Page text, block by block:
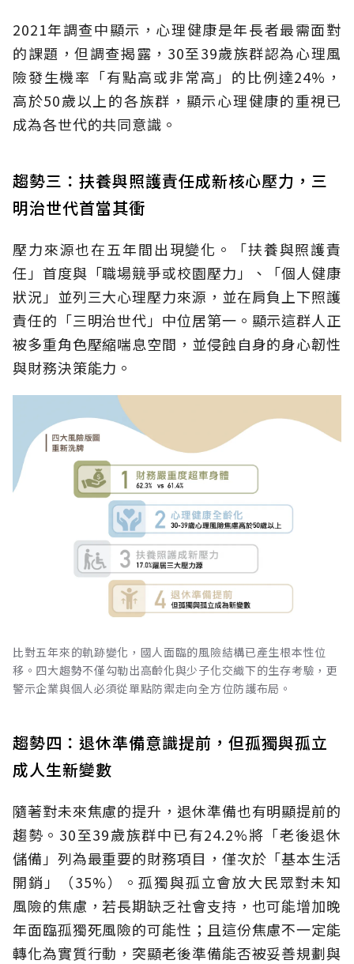
2021年調查中顯示，心理健康是年長者最需面對
的課題，但調查揭露，30至39歲族群認為心理風
險發生機率「有點高或非常高」的比例達24%，
高於50歲以上的各族群，顯示心理健康的重視已
成為各世代的共同意識。
趨勢三：扶養與照護責任成新核心壓力，三
明治世代首當其衝
壓力來源也在五年間出現變化。「扶養與照護責
任」首度與「職場競爭或校園壓力」、「個人健康
狀況」並列三大心理壓力來源，並在肩負上下照護
責任的「三明治世代」中位居第一。顯示這群人正
被多重角色壓縮喘息空間，並侵蝕自身的身心韌性
與財務決策能力。
比對五年來的軌跡變化，國人面臨的風險結構已產生根本性位
移。四大趨勢不僅勾勒出高齡化與少子化交織下的生存考驗，更
警示企業與個人必須從單點防禦走向全方位防護布局。
趨勢四：退休準備意識提前，但孤獨與孤立
成人生新變數
隨著對未來焦慮的提升，退休準備也有明顯提前的
趨勢。30至39歲族群中已有24.2%將「老後退休
儲備」列為最重要的財務項目，僅次於「基本生活
開銷」（35%）。孤獨與孤立會放大民眾對未知
風險的焦慮，若長期缺乏社會支持，也可能增加晚
年面臨孤獨死風險的可能性；且這份焦慮不一定能
轉化為實質行動，突顯老後準備能否被妥善規劃與